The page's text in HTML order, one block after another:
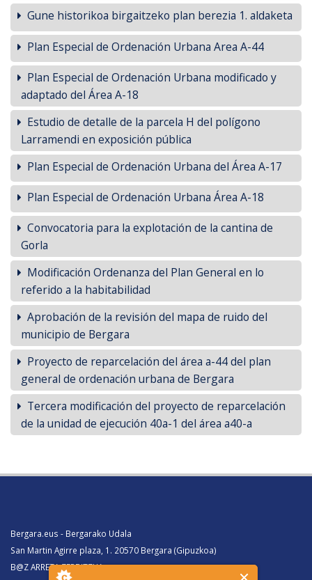
Gune historikoa birgaitzeko plan berezia 1. aldaketa
Plan Especial de Ordenación Urbana Area A-44
Plan Especial de Ordenación Urbana modificado y
adaptado del Área A-18
Estudio de detalle de la parcela H del polígono
Larramendi en exposición pública
Plan Especial de Ordenación Urbana del Área A-17
Plan Especial de Ordenación Urbana Área A-18
Convocatoria para la explotación de la cantina de
Gorla
Modificación Ordenanza del Plan General en lo
referido a la habitabilidad
Aprobación de la revisión del mapa de ruido del
municipio de Bergara
Proyecto de reparcelación del área a-44 del plan
general de ordenación urbana de Bergara
Tercera modificación del proyecto de reparcelación
de la unidad de ejecución 40a-1 del área a40-a
Bergara.eus - Bergarako Udala
San Martin Agirre plaza, 1. 20570 Bergara (Gipuzkoa)
B@Z ARRETA ZERBITZUA: